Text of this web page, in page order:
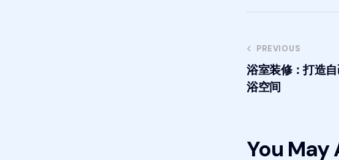
PREVIOUS
浴室装修：打造
浴空间
You May